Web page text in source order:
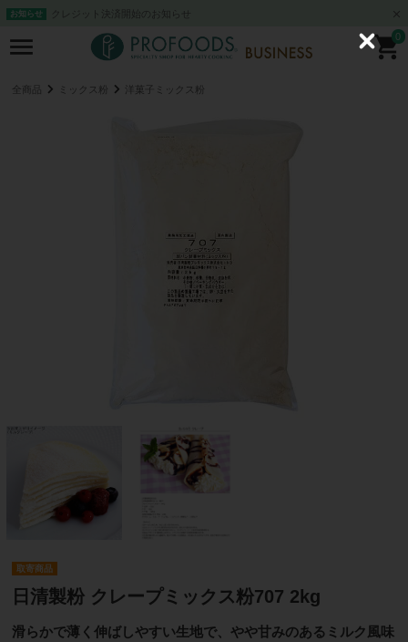
お知らせ クレジット決済開始のお知らせ
0
全商品 ミックス粉 洋菓子ミックス粉
取寄商品
日清製粉 クレープミックス粉707 2kg
滑らかで薄く伸ばしやすい生地で、やや甘みのあるミルク風味
C